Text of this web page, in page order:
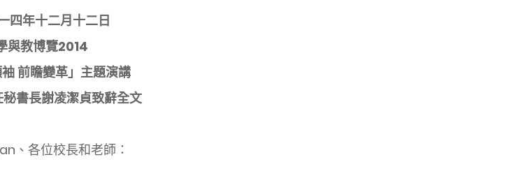
四年十二月十二日
與教博覽2014
袖 前瞻變革」主題演講
書長謝凌潔貞致辭全文
、各位校長和老師：